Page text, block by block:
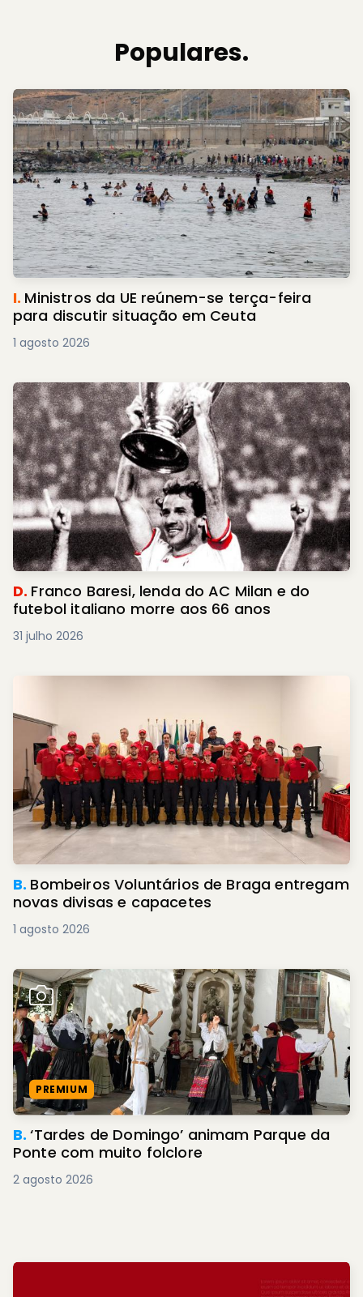
Populares.
I. Ministros da UE reúnem-se terça-feira
para discutir situação em Ceuta
1 agosto 2026
D. Franco Baresi, lenda do AC Milan e do
futebol italiano morre aos 66 anos
31 julho 2026
B. Bombeiros Voluntários de Braga entregam
novas divisas e capacetes
1 agosto 2026
PREMIUM
B.‘Tardes de Domingo’ animam Parque da
Ponte com muito folclore
2 agosto 2026